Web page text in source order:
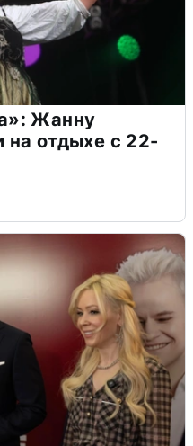
Жанну
на отдыхе с 22-